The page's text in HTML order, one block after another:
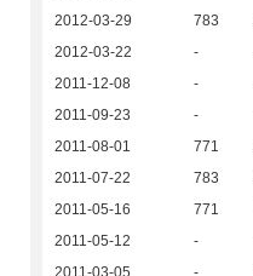
2012-03-29
783
2012-03-22
-
2011-12-08
-
2011-09-23
-
2011-08-01
771
2011-07-22
783
2011-05-16
771
2011-05-12
-